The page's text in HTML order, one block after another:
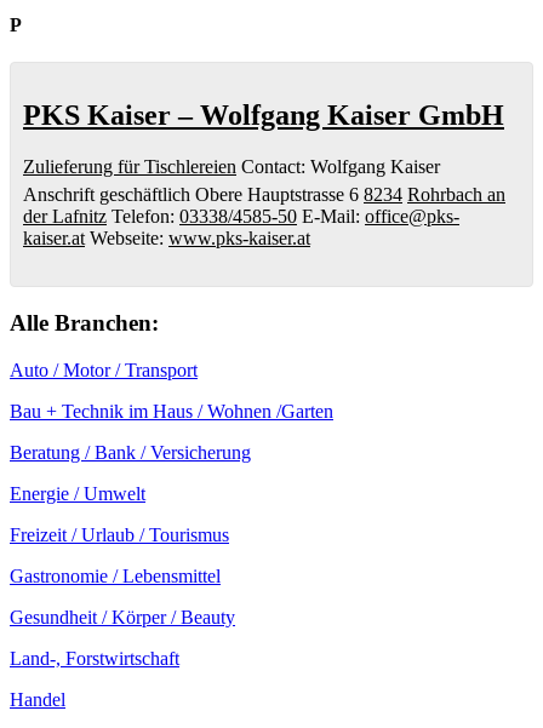
P
PKS Kaiser – Wolfgang Kaiser GmbH
Zulieferung für Tischlereien Contact: Wolfgang Kaiser
Anschrift geschäftlich Obere Hauptstrasse 6 8234 Rohrbach an
der Lafnitz Telefon: 03338/4585-50 E-Mail: office@pks-
kaiser.at Webseite: www.pks-kaiser.at
Alle Branchen:
Auto / Motor / Transport
Bau + Technik im Haus / Wohnen /Garten
Beratung / Bank / Versicherung
Energie / Umwelt
Freizeit / Urlaub / Tourismus
Gastronomie / Lebensmittel
Gesundheit / Körper / Beauty
Land-, Forstwirtschaft
Handel